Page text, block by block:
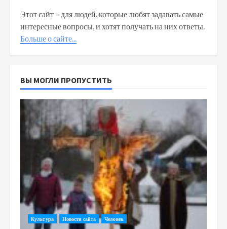
Этот сайт – для людей, которые любят задавать самые
интересные вопросы, и хотят получать на них ответы.
Больше о сайте...
ВЫ МОГЛИ ПРОПУСТИТЬ
Культура Новости сайта Человек